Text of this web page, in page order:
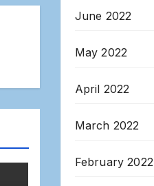
June 2022
May 2022
April 2022
March 2022
February 2022